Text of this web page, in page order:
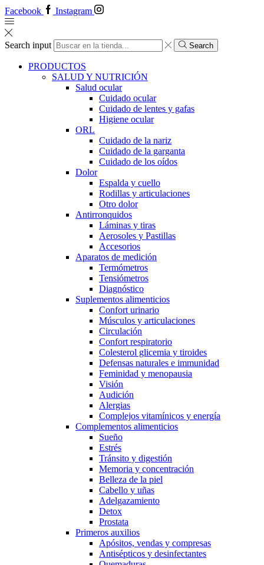
Facebook Instagram
Search input Search
PRODUCTOS
SALUD Y NUTRICIÓN
Salud ocular
Cuidado ocular
Cuidado de lentes y gafas
Higiene ocular
ORL
​​Cuidado de la nariz
​​Cuidado de la garganta
​​Cuidado de los oídos
Dolor
Espalda y cuello
Rodillas y articulaciones
Otro dolor
Antirronquidos
Láminas y tiras
Aerosoles y Pastillas
Accesorios
Aparatos de medición
Termómetros
Tensiómetros
Diagnóstico
Suplementos alimenticios
Confort urinario
Músculos y articulaciones
Circulación
Confort respiratorio
Colesterol glicemia y tiroides
Defensas naturales e immunidad
Feminidad y menopausia
Visión
Audición
Alergias
Complejos vitamínicos y energía
Complementos alimenticios
Sueño
Estrés
Tránsito y digestión
Memoria y concentración
Belleza de la piel
Cabello y uñas
Adelgazamiento
Detox
Prostata
Primeros auxilios
Apósitos, vendas y compresas
Antisépticos y desinfectantes